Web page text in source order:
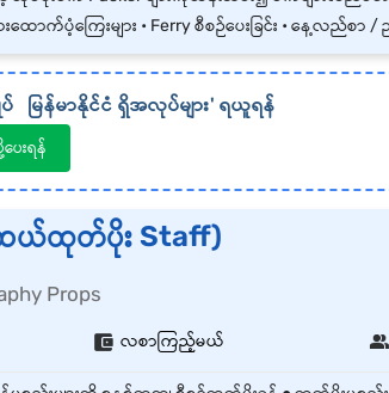
ြေးများ • Ferry စီစဉ်ပေးခြင်း • နေ့လည်စာ / ညစာ ကျွေးခြင်း • အသက်အာမခံနှ
မြန်မာနိုင်ငံ ရှိအလုပ်များ' ရယူရန်
ေးရန်
ဆယ်ထုတ်ပိုး Staff)
Props
လစာကြည့်မယ်